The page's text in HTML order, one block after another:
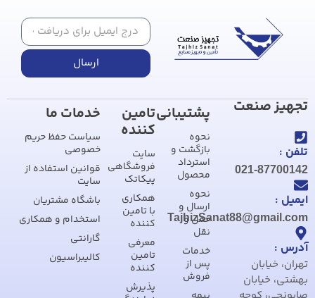
ارسال
تجهیز صنعت
تلفن :
021-87700142
ایمیل :
TajhizSanat88@gmail.com
آدرس :
تهران، خیابان
بهشتی، خیابان
پشتیبانی
نحوه
بازگشت و
استرداد
محصول
نحوه
ارسال و
حمل و
نقل
خدمات
پس از
فروش
تامین
کننده
سایت
فروشگاهی
پیکاتک
همکاری
با تامین
کننده
معرفی
تامین
کننده
پذیرش
خدمات ما
سیاست حفظ حریم
خصوصی
قوانین استفاده از
سایت
باشگاه مشتریان
استخدام و همکاری
گارانتی
کالیبراسیون